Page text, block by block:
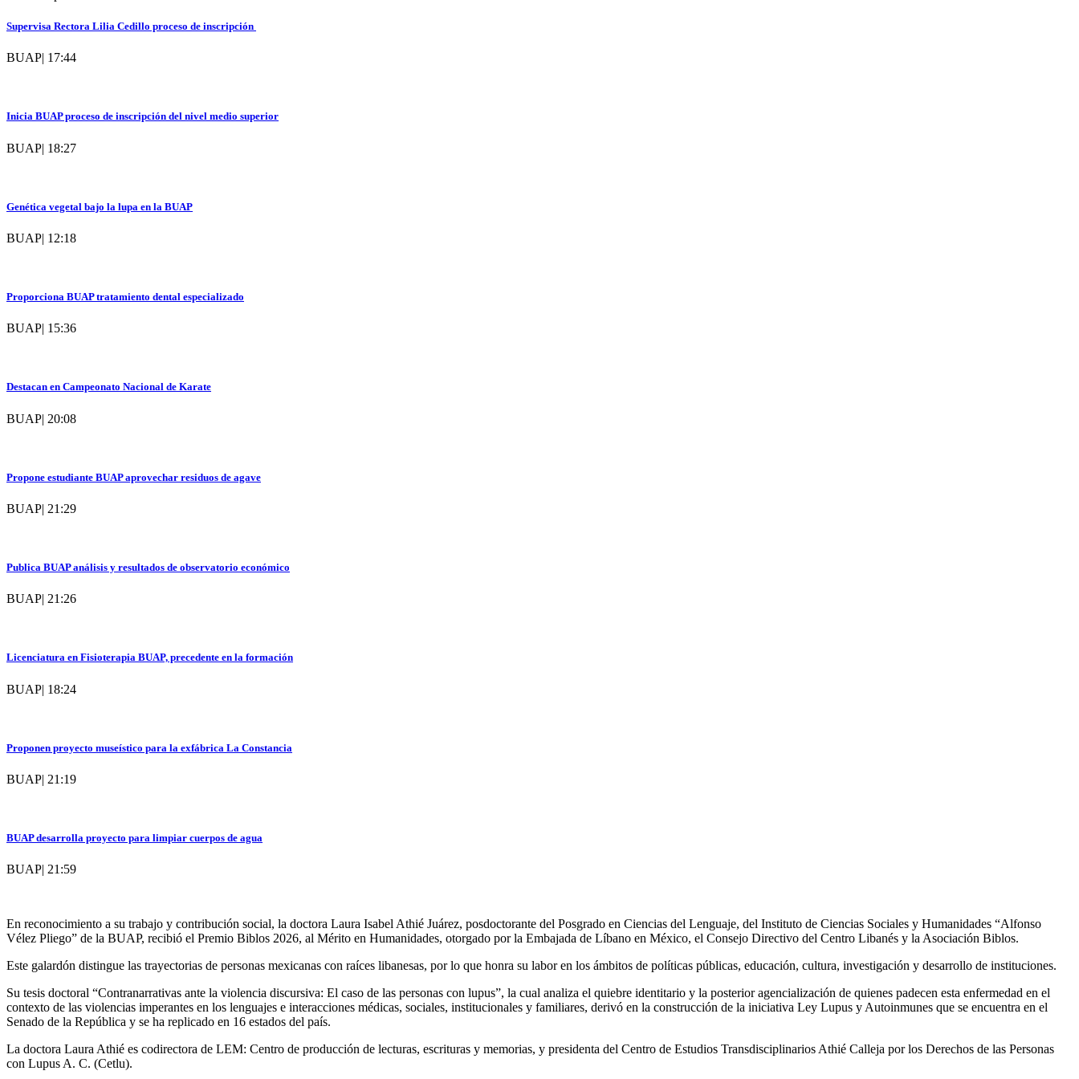
Supervisa Rectora Lilia Cedillo proceso de inscripción
BUAP| 17:44
Inicia BUAP proceso de inscripción del nivel medio superior
BUAP| 18:27
Genética vegetal bajo la lupa en la BUAP
BUAP| 12:18
Proporciona BUAP tratamiento dental especializado
BUAP| 15:36
Destacan en Campeonato Nacional de Karate
BUAP| 20:08
Propone estudiante BUAP aprovechar residuos de agave
BUAP| 21:29
Publica BUAP análisis y resultados de observatorio económico
BUAP| 21:26
Licenciatura en Fisioterapia BUAP, precedente en la formación
BUAP| 18:24
Proponen proyecto museístico para la exfábrica La Constancia
BUAP| 21:19
BUAP desarrolla proyecto para limpiar cuerpos de agua
BUAP| 21:59
En reconocimiento a su trabajo y contribución social, la doctora Laura Isabel Athié Juárez, posdoctorante del Posgrado en Ciencias del Lenguaje, del Instituto de Ciencias Sociales y Humanidades “Alfonso
Vélez Pliego” de la BUAP, recibió el Premio Biblos 2026, al Mérito en Humanidades, otorgado por la Embajada de Líbano en México, el Consejo Directivo del Centro Libanés y la Asociación Biblos.
Este galardón distingue las trayectorias de personas mexicanas con raíces libanesas, por lo que honra su labor en los ámbitos de políticas públicas, educación, cultura, investigación y desarrollo de instituciones.
Su tesis doctoral “Contranarrativas ante la violencia discursiva: El caso de las personas con lupus”, la cual analiza el quiebre identitario y la posterior agencialización de quienes padecen esta enfermedad en el
contexto de las violencias imperantes en los lenguajes e interacciones médicas, sociales, institucionales y familiares, derivó en la construcción de la iniciativa Ley Lupus y Autoinmunes que se encuentra en el
Senado de la República y se ha replicado en 16 estados del país.
La doctora Laura Athié es codirectora de LEM: Centro de producción de lecturas, escrituras y memorias, y presidenta del Centro de Estudios Transdisciplinarios Athié Calleja por los Derechos de las Personas
con Lupus A. C. (Cetlu).